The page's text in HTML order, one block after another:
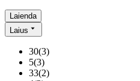
Laienda
Laius
30(3)
5(3)
33(2)